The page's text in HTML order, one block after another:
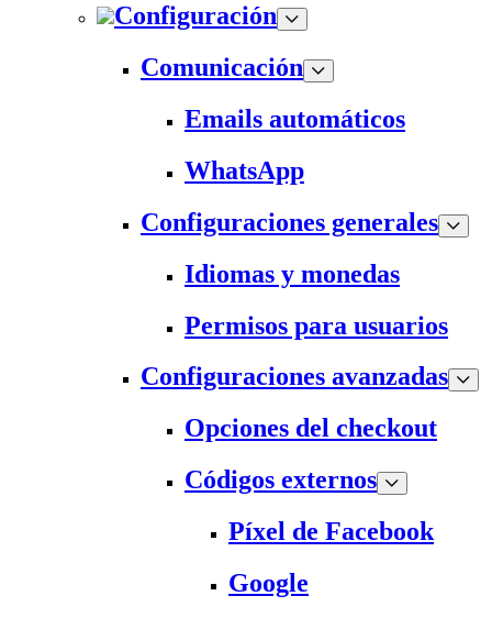
Configuración
Comunicación
Emails automáticos
WhatsApp
Configuraciones generales
Idiomas y monedas
Permisos para usuarios
Configuraciones avanzadas
Opciones del checkout
Códigos externos
Píxel de Facebook
Google